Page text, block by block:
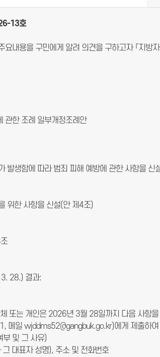
13호
내용을 구민에게 알려 의견을 구하고자 「지방
관한 조례 일부개정조례안
발생함에 따라 범죄 피해 예방에 관한 사항을
위한 사항을 신설(안 제4조)
28.) 결과:
또는 개인은 2026년 3월 28일까지 다음 사항
일 wjddms52@gangbuk.go.kr)에게 제출하여
및 그 사유)
대표자 성명), 주소 및 전화번호